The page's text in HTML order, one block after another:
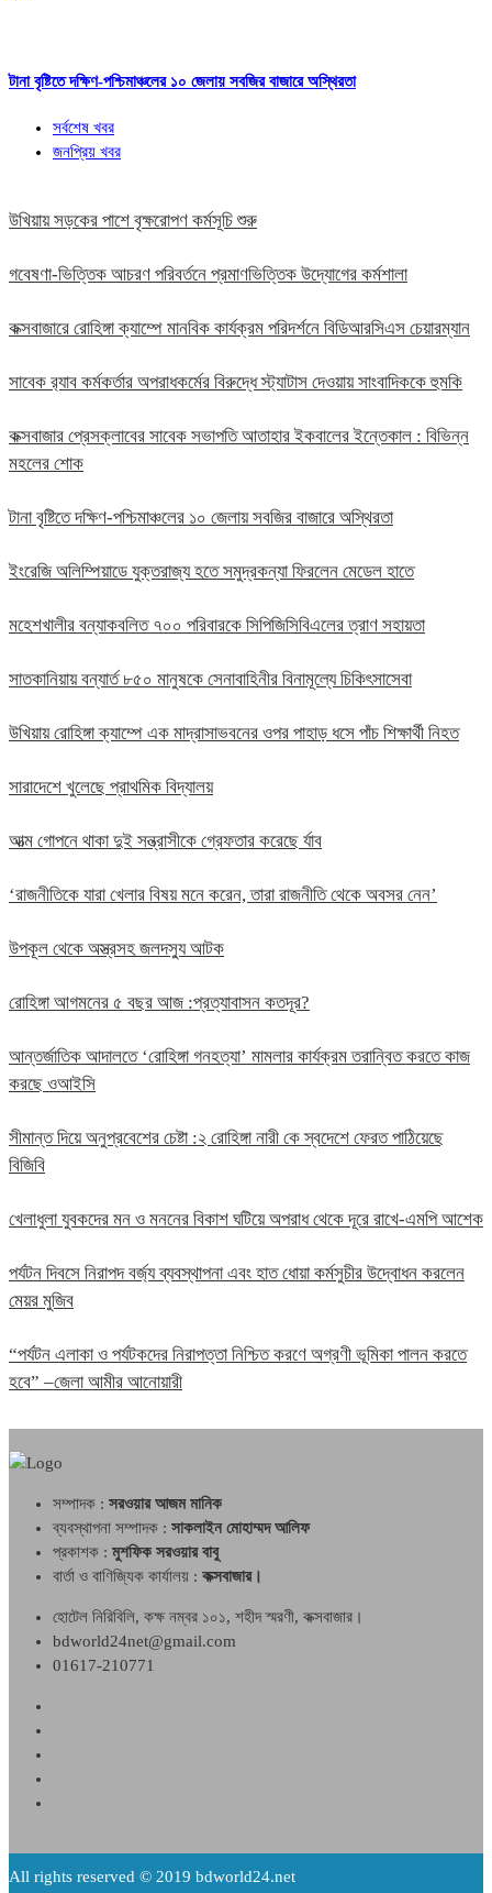
টানা বৃষ্টিতে দক্ষিণ-পশ্চিমাঞ্চলের ১০ জেলায় সবজির বাজারে অস্থিরতা
সর্বশেষ খবর
জনপ্রিয় খবর
উখিয়ায় সড়কের পাশে বৃক্ষরোপণ কর্মসূচি শুরু
গবেষণা-ভিত্তিক আচরণ পরিবর্তনে প্রমাণভিত্তিক উদ্যোগের কর্মশালা
কক্সবাজারে রোহিঙ্গা ক্যাম্পে মানবিক কার্যক্রম পরিদর্শনে বিডিআরসিএস চেয়ারম্যান
সাবেক র‍্যাব কর্মকর্তার অপরাধকর্মের বিরুদ্ধে স্ট্যাটাস দেওয়ায় সাংবাদিককে হুমকি
কক্সবাজার প্রেসক্লাবের সাবেক সভাপতি আতাহার ইকবালের ইন্তেকাল : বিভিন্ন
মহলের শোক
টানা বৃষ্টিতে দক্ষিণ-পশ্চিমাঞ্চলের ১০ জেলায় সবজির বাজারে অস্থিরতা
ইংরেজি অলিম্পিয়াডে যুক্তরাজ্য হতে সমুদ্রকন্যা ফিরলেন মেডেল হাতে
মহেশখালীর বন্যাকবলিত ৭০০ পরিবারকে সিপিজিসিবিএলের ত্রাণ সহায়তা
সাতকানিয়ায় বন্যার্ত ৮৫০ মানুষকে সেনাবাহিনীর বিনামূল্যে চিকিৎসাসেবা
উখিয়ায় রোহিঙ্গা ক্যাম্পে এক মাদ্রাসাভবনের ওপর পাহাড় ধসে পাঁচ শিক্ষার্থী নিহত
সারাদেশে খুলেছে প্রাথমিক বিদ্যালয়
আত্ম গোপনে থাকা দুই সন্ত্রাসীকে গ্রেফতার করেছে র্যাব
‘রাজনীতিকে যারা খেলার বিষয় মনে করেন, তারা রাজনীতি থেকে অবসর নেন’
উপকূল থেকে অস্ত্রসহ জলদস্যু আটক
রোহিঙ্গা আগমনের ৫ বছর আজ :প্রত্যাবাসন কতদূর?
আন্তর্জাতিক আদালতে ‘রোহিঙ্গা গনহত্যা’ মামলার কার্যক্রম তরান্বিত করতে কাজ
করছে ওআইসি
সীমান্ত দিয়ে অনুপ্রবেশের চেষ্টা :২ রোহিঙ্গা নারী কে স্বদেশে ফেরত পাঠিয়েছে
বিজিবি
খেলাধুলা যুবকদের মন ও মননের বিকাশ ঘটিয়ে অপরাধ থেকে দূরে রাখে-এমপি আশেক
পর্যটন দিবসে নিরাপদ বর্জ্য ব্যবস্থাপনা এবং হাত ধোয়া কর্মসুচীর উদ্বোধন করলেন
মেয়র মুজিব
“পর্যটন এলাকা ও পর্যটকদের নিরাপত্তা নিশ্চিত করণে অগ্রণী ভূমিকা পালন করতে
হবে” –জেলা আমীর আনোয়ারী
সম্পাদক : সরওয়ার আজম মানিক
ব্যবস্থাপনা সম্পাদক : সাকলাইন মোহাম্মদ আলিফ
প্রকাশক : মুশফিক সরওয়ার বাবু
বার্তা ও বাণিজ্যিক কার্যালয় : কক্সবাজার।
হোটেল নিরিবিলি, কক্ষ নম্বর ১০১, শহীদ স্মরণী, কক্সবাজার।
bdworld24net@gmail.com
01617-210771
All rights reserved © 2019 bdworld24.net